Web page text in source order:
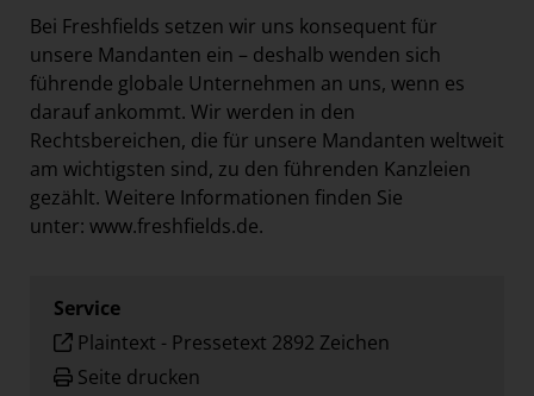
Bei Freshfields setzen wir uns konsequent für
unsere Mandanten ein – deshalb wenden sich
führende globale Unternehmen an uns, wenn es
darauf ankommt. Wir werden in den
Rechtsbereichen, die für unsere Mandanten weltweit
am wichtigsten sind, zu den führenden Kanzleien
gezählt. Weitere Informationen finden Sie
unter: www.freshfields.de.
Service
Plaintext - Pressetext 2892 Zeichen
Seite drucken